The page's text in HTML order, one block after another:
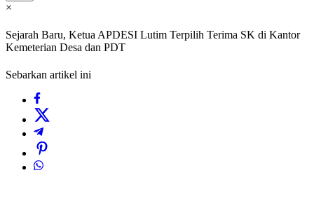
×
Sejarah Baru, Ketua APDESI Lutim Terpilih Terima SK di Kantor
Kemeterian Desa dan PDT
Sebarkan artikel ini